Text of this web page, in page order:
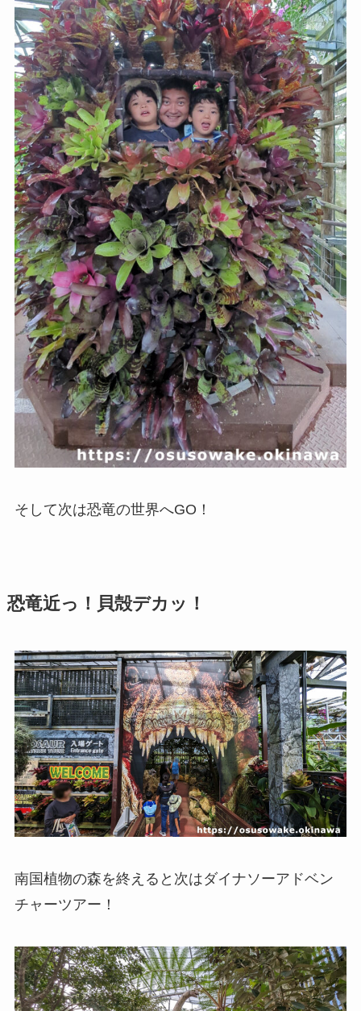
そして次は恐竜の世界へGO！
恐竜近っ！貝殻デカッ！
南国植物の森を終えると次はダイナソーアドベン
チャーツアー！